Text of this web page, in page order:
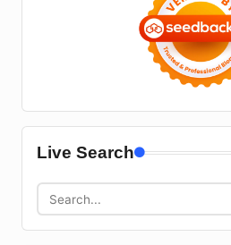
Live Search